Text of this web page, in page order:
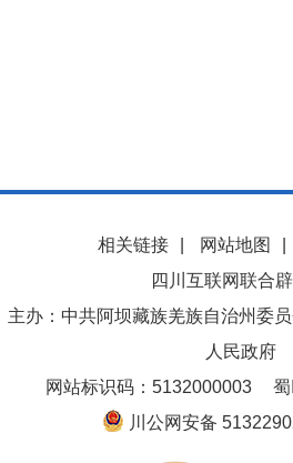
相关链接 网站地图
四川互联网联合
主办：中共阿坝藏族羌族自治州委
人民政府
网站标识码：5132000003
川公网安备